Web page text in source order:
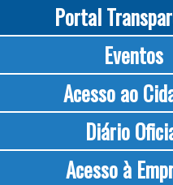
Portal
Eventos
Acesso ao
Diário
Acesso à